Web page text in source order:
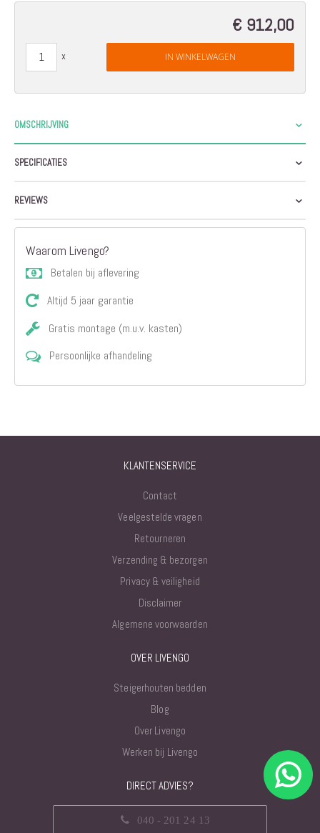
€ 912,00
IN WINKELWAGEN
OMSCHRIJVING
SPECIFICATIES
REVIEWS
Waarom Livengo?
Betalen bij aflevering
Altijd 5 jaar garantie
Gratis montage (m.u.v. kasten)
Persoonlijke afhandeling
KLANTENSERVICE
Contact
Veelgestelde vragen
Retourneren
Verzending & bezorgen
Privacy & veiligheid
Disclaimer
Algemene voorwaarden
OVER LIVENGO
Steigerhouten bedden
Blog
Over Livengo
Werken bij Livengo
DIRECT ADVIES?
040 - 201 24 13